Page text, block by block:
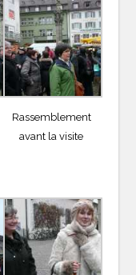
Rassemblement
avant la visite